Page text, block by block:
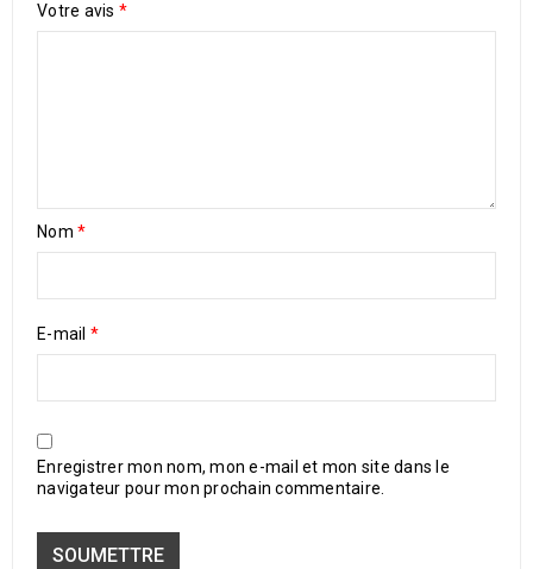
Votre avis *
Nom *
E-mail *
Enregistrer mon nom, mon e-mail et mon site dans le
navigateur pour mon prochain commentaire.